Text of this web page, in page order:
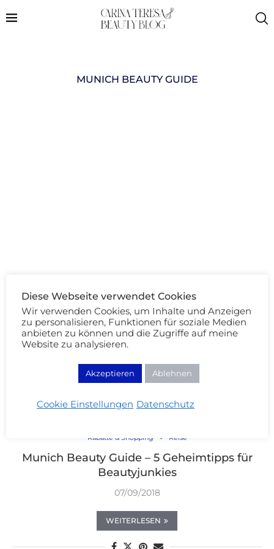
MUNICH BEAUTY GUIDE
Rabatte & Shopping Reise
Munich Beauty Guide – 5 Geheimtipps für
Beautyjunkies
07/09/2018
WEITERLESEN
Diese Webseite verwendet Cookies
Wir verwenden Cookies, um Inhalte und Anzeigen
zu personalisieren, Funktionen für soziale Medien
anbieten zu können und die Zugriffe auf meine
Website zu analysieren.
Akzeptieren Ablehnen
Cookie Einstellungen Datenschutz